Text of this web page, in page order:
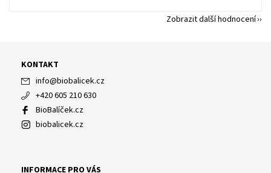
Zobrazit další hodnocení
KONTAKT
info@biobalicek.cz
+420 605 210 630
BioBalíček.cz
biobalicek.cz
INFORMACE PRO VÁS